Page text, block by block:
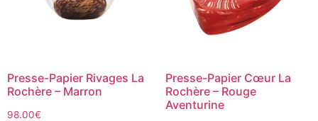
Presse-Papier Rivages La
Rochère – Marron
98.00€
Presse-Papier Cœur La
Rochère – Rouge
Aventurine